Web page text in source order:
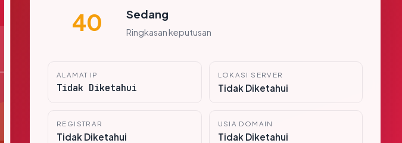
40 Sedang
Ringkasan keputusan
ALAMAT IP
Tidak Diketahui
LOKASI SERVER
Tidak Diketahui
REGISTRAR
Tidak Diketahui
USIA DOMAIN
Tidak Diketahui